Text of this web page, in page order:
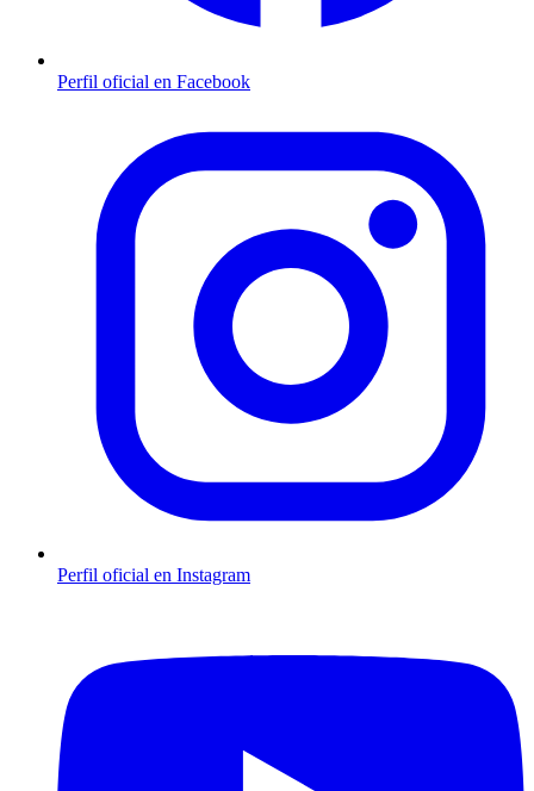
Perfil oficial en Facebook
Perfil oficial en Instagram